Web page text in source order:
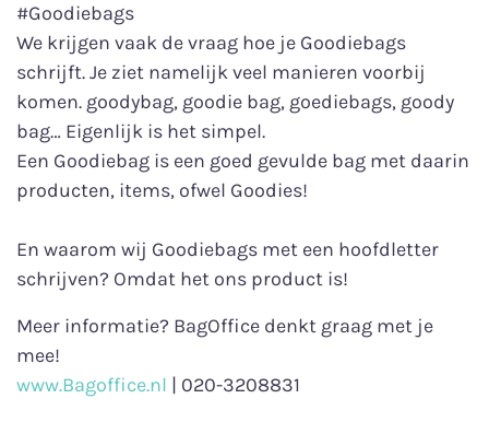
#Goodiebags ️⁠
We krijgen vaak de vraag hoe je Goodiebags
schrijft. Je ziet namelijk veel manieren voorbij
komen. goodybag, goodie bag, goediebags, goody
bag… Eigenlijk is het simpel.⁠
Een Goodiebag is een goed gevulde bag met daarin
producten, items, ofwel Goodies! ⁠
En waarom wij Goodiebags met een hoofdletter
schrijven? Omdat het ons product is! ️
Meer informatie? BagOffice denkt graag met je
mee!
www.Bagoffice.nl | 020-3208831